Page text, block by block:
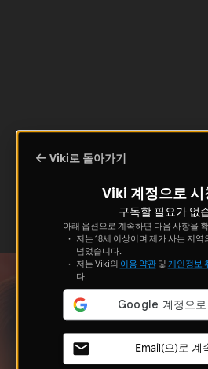
Viki로 돌아가기
Viki 계정으로 시
구독할 필요가 없
아래 옵션으로 계속하면 다음 사항을
저는 18세 이상이며 제가 사는 지
넘었습니다.
저는 Viki의 이용 약관및 개인정보
다.
Email(으)로 계